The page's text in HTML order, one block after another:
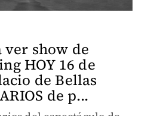
ver show de
HOY 16 de
de Bellas
de p...